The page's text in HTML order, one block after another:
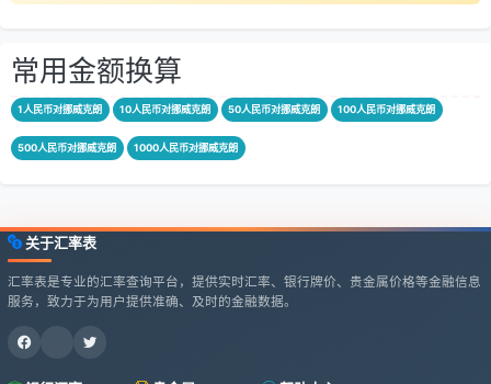
常用金额换算
1人民币对挪威克朗 10人民币对挪威克朗 50人民币对挪威克朗 100人民币对挪威克朗
500人民币对挪威克朗 1000人民币对挪威克朗
关于汇率表
汇率表是专业的汇率查询平台，提供实时汇率、银行牌价、贵金属价格等金融信息
服务，致力于为用户提供准确、及时的金融数据。